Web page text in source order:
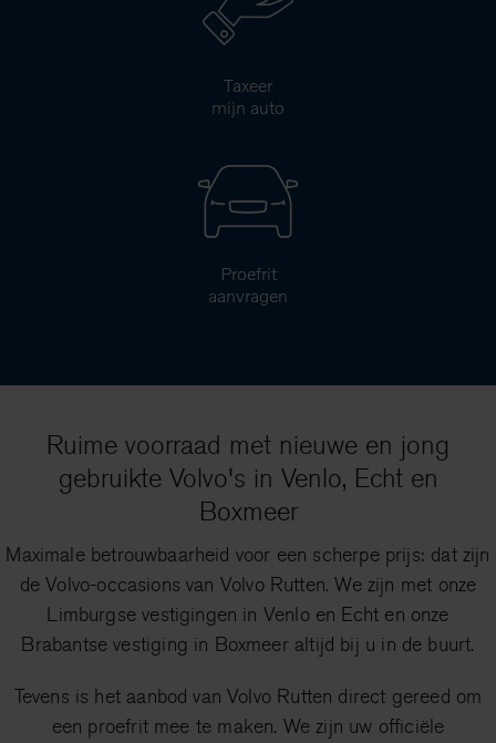
Taxeer
mijn auto
Proefrit
aanvragen
Ruime voorraad met nieuwe en jong
gebruikte Volvo's in Venlo, Echt en
Boxmeer
Maximale betrouwbaarheid voor een scherpe prijs: dat zijn
de Volvo-occasions van Volvo Rutten. We zijn met onze
Limburgse vestigingen in Venlo en Echt en onze
Brabantse vestiging in Boxmeer altijd bij u in de buurt.
Tevens is het aanbod van Volvo Rutten direct gereed om
een proefrit mee te maken. We zijn uw officiële